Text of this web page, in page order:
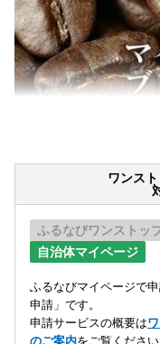
ワンス
ふるなびワンストッ
自治体マイページ
ふるなびマイページで
申請」です。
申請サービスの概要は
のご案内をご覧ください